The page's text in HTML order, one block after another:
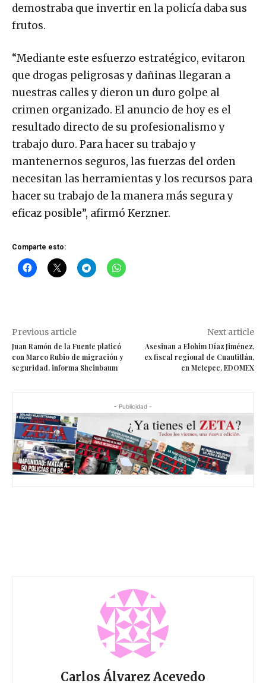
demostraba que invertir en la policía daba sus
frutos.
“Mediante este esfuerzo estratégico, evitaron
que drogas peligrosas y dañinas llegaran a
nuestras calles y dieron un duro golpe al
crimen organizado. El anuncio de hoy es el
resultado directo de su profesionalismo y
trabajo duro. Para hacer su trabajo y
mantenernos seguros, las fuerzas del orden
necesitan las herramientas y los recursos para
hacer su trabajo de la manera más segura y
eficaz posible”, afirmó Kerzner.
Comparte esto:
Previous article
Juan Ramón de la Fuente platicó
con Marco Rubio de migración y
seguridad, informa Sheinbaum
Next article
Asesinan a Elohim Díaz Jiménez,
ex fiscal regional de Cuautitlán,
en Metepec, EDOMEX
- Publicidad -
Carlos Álvarez Acevedo